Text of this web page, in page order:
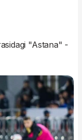
"Astana" -